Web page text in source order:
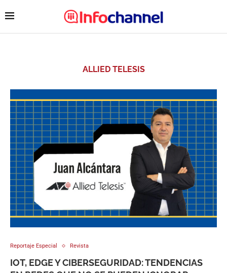
ALLIED TELESIS
Reportaje Especial Revista
IOT, EDGE Y CIBERSEGURIDAD: TENDENCIAS